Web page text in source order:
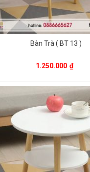
Bàn Trà ( BT 13 )
1.250.000 ₫